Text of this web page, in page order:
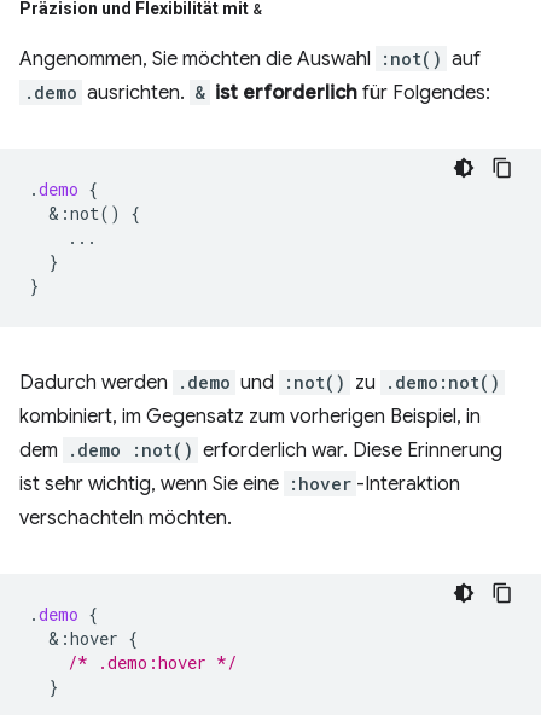
Präzision und Flexibilität mit &
Angenommen, Sie möchten die Auswahl :not() auf
.demo ausrichten. & ist erforderlich für Folgendes:
.demo {
& :not()
{
...
}
}
Dadurch werden .demo und :not() zu .demo:not()
kombiniert, im Gegensatz zum vorherigen Beispiel, in
dem
.demo :not() erforderlich war. Diese Erinnerung
ist sehr wichtig, wenn Sie eine :hover -Interaktion
verschachteln möchten.
.demo {
& :hover {
/* .demo:hover */
}